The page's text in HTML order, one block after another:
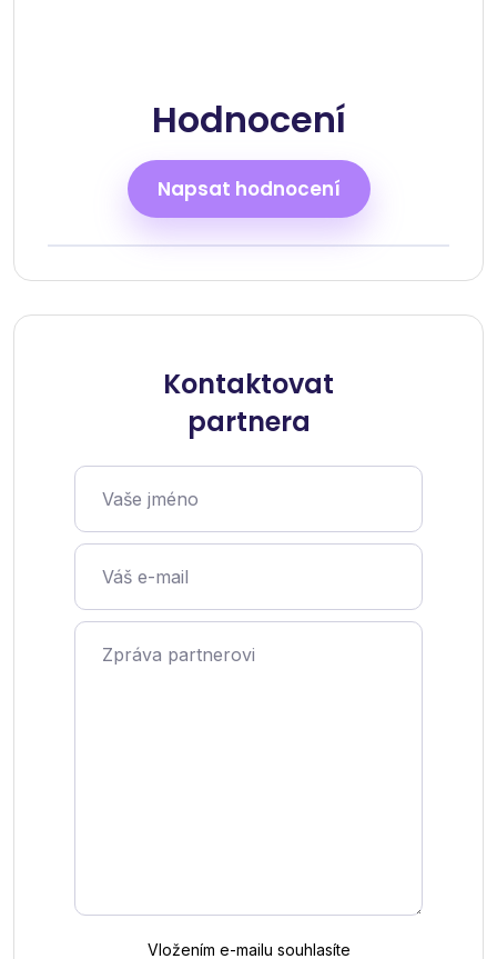
Hodnocení
Napsat hodnocení
Kontaktovat
partnera
Vaše jméno
Váš e-mail
Zpráva partnerovi
Vložením e-mailu souhlasíte